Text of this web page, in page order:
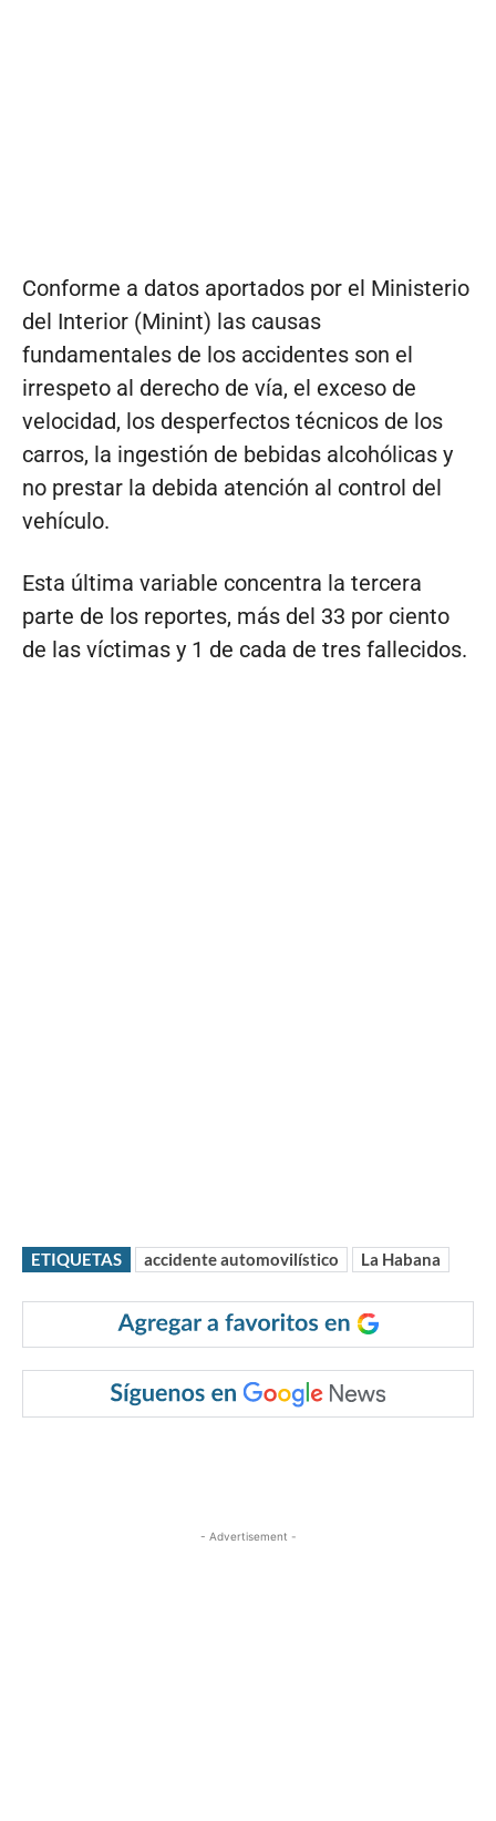
Conforme a datos aportados por el Ministerio
del Interior (Minint) las causas
fundamentales de los accidentes son el
irrespeto al derecho de vía, el exceso de
velocidad, los desperfectos técnicos de los
carros, la ingestión de bebidas alcohólicas y
no prestar la debida atención al control del
vehículo.
Esta última variable concentra la tercera
parte de los reportes, más del 33 por ciento
de las víctimas y 1 de cada de tres fallecidos.
ETIQUETAS accidente automovilístico La Habana
- Advertisement -